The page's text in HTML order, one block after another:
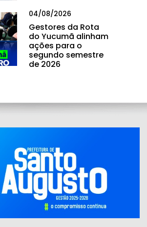
04/08/2026
Gestores da Rota
do Yucumã alinham
ações para o
segundo semestre
de 2026